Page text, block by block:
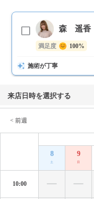
森 遥香
満足度 100%
施術が丁寧
来店日時を選択する
< 前週
8
土
9
日
10:00